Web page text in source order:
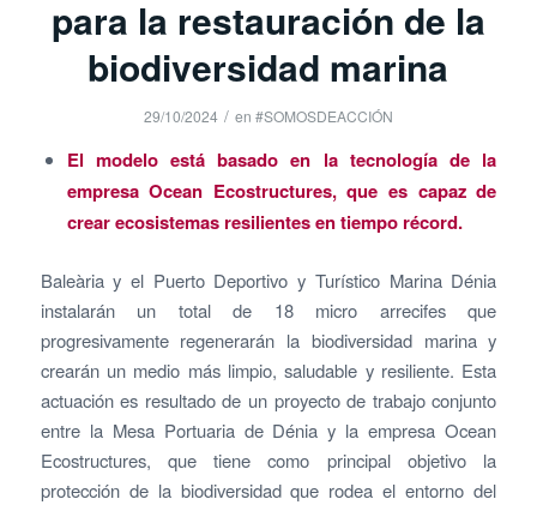
para la restauración de la
biodiversidad marina
29/10/2024 / en #SOMOSDEACCIÓN
El modelo está basado en la tecnología de la
empresa Ocean Ecostructures, que es capaz de
crear ecosistemas resilientes en tiempo récord.
Baleària y el Puerto Deportivo y Turístico Marina Dénia
instalarán un total de 18 micro arrecifes que
progresivamente regenerarán la biodiversidad marina y
crearán un medio más limpio, saludable y resiliente. Esta
actuación es resultado de un proyecto de trabajo conjunto
entre la Mesa Portuaria de Dénia y la empresa Ocean
Ecostructures, que tiene como principal objetivo la
protección de la biodiversidad que rodea el entorno del